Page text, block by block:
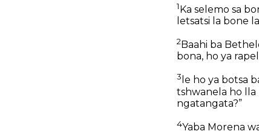
1Ka selemo sa
letsatsi la bone
2 Baahi ba
bona, ho ya
3 le ho ya botsa
tshwanela ho lla
ngatangata?”
4Yaba Morena